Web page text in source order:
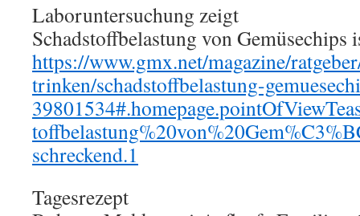
Laboruntersuchung zeigt
Schadstoffbelastung von Gemüsechips
https://www.gmx.net/magazine/
trinken/schadstoffbelastung-
schreckend.1
Tagesrezept